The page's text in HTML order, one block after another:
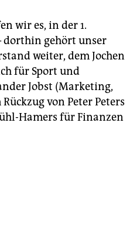
wir es, in der 1.
dorthin gehört unser
weiter, dem Jochen
für Sport und
Jobst (Marketing,
von Peter Peters
Hamers für Finanzen